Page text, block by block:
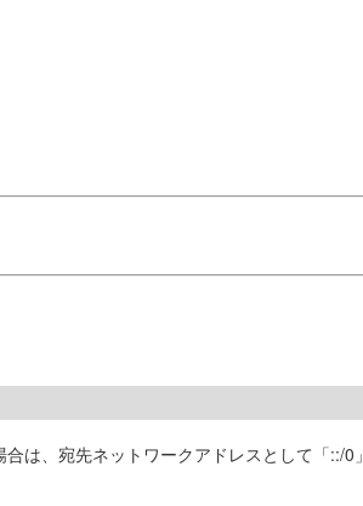
は、宛先ネットワークアドレスとして「::/0」